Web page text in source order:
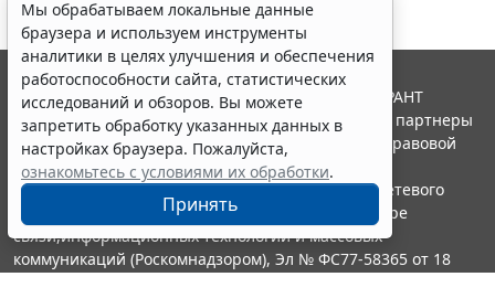
Мы обрабатываем локальные данные
браузера и используем инструменты
аналитики в целях улучшения и обеспечения
работоспособности сайта, статистических
исследований и обзоров. Вы можете
запретить обработку указанных данных в
настройках браузера. Пожалуйста,
ознакомьтесь с условиями их обработки.
Принять
© ООО "НПП "ГАРАНТ-СЕРВИС", 2026. Система ГАРАНТ
выпускается с 1990 года. Компания "Гарант" и ее партнеры
являются участниками Российской ассоциации правовой
информации ГАРАНТ.
Портал ГАРАНТ.РУ зарегистрирован в качестве сетевого
издания Федеральной службой по надзору в сфере
связи,информационных технологий и массовых
коммуникаций (Роскомнадзором), Эл № ФС77-58365 от 18